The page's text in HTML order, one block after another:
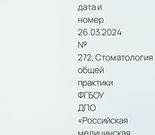
дата и
номер
26.03.2024
№
272, Стоматология
общей
практики
ФГБОУ
ДПО
«Российская